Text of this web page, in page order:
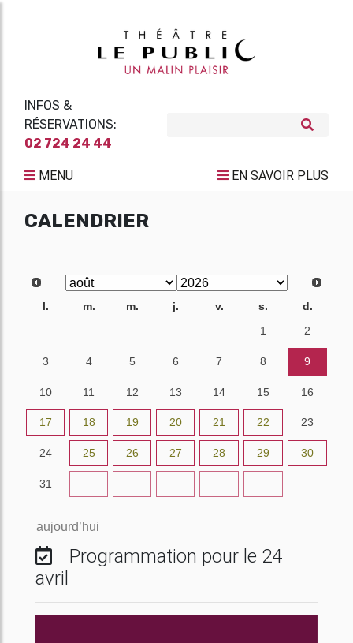
INFOS &
RÉSERVATIONS:
02 724 24 44
MENU EN SAVOIR PLUS
CALENDRIER
l. m. m. j. v. s.
d.
1 2
3 4 5 6 7 8 9
10 11 12 13 14 15 16
17 18 19 20 21 22 23
24 25 26 27 28 29 30
31
aujourd’hui
Programmation pour le 24
avril